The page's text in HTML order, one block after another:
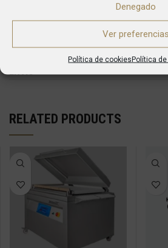
Denegado
Ver preferencias
Política de cookiesPolítica
Hamburgueseras automáticas de gran
equipadas con variador de velocidad de
ENVÍO
RELATED PRODUCTS